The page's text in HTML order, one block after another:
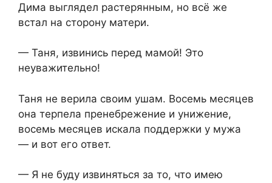
Дима выглядел растерянным, но всё же
встал на сторону матери.
— Таня, извинись перед мамой! Это
неуважительно!
Таня не верила своим ушам. Восемь месяцев
она терпела пренебрежение и унижение,
восемь месяцев искала поддержки у мужа
— и вот его ответ.
— Я не буду извиняться за то, что имею